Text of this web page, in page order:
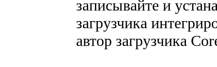
записывайте и
загрузчика
автор загрузчика